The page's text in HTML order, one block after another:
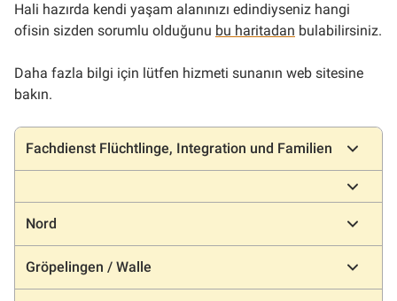
Hali hazırda kendi yaşam alanınızı edindiyseniz hangi
ofisin sizden sorumlu olduğunu bu haritadan bulabilirsiniz.
Daha fazla bilgi için lütfen hizmeti sunanın web sitesine
bakın.
Konumlar
Fachdienst Flüchtlinge, Integration und Familien
Nord
Gröpelingen / Walle